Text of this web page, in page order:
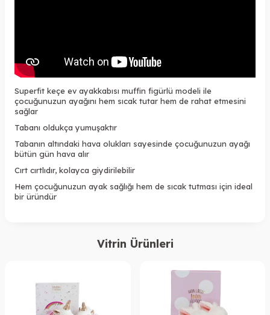
Superfit keçe ev ayakkabısı muffin figürlü modeli ile
çocuğunuzun ayağını hem sıcak tutar hem de rahat etmesini
sağlar
Tabanı oldukça yumuşaktır
Tabanın altındaki hava olukları sayesinde çocuğunuzun ayağı
bütün gün hava alır
Cırt cırtlıdır, kolayca giydirilebilir
Hem çocuğunuzun ayak sağlığı hem de sıcak tutması için ideal
bir üründür
Vitrin Ürünleri